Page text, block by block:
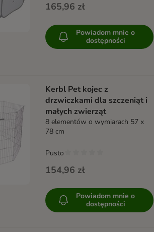
165,96 zł
Powiadom mnie o
dostępności
Kerbl Pet kojec z
drzwiczkami dla szczeniąt i
małych zwierząt
8 elementów o wymiarach 57 x
78 cm
154,96 zł
Pusto
Powiadom mnie o
dostępności